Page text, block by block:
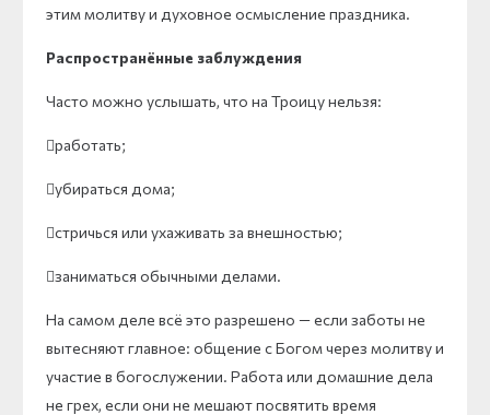
этим молитву и духовное осмысление праздника.
Распространённые заблуждения
Часто можно услышать, что на Троицу нельзя:
работать;
убираться дома;
стричься или ухаживать за внешностью;
заниматься обычными делами.
На самом деле всё это разрешено — если заботы не
вытесняют главное: общение с Богом через молитву и
участие в богослужении. Работа или домашние дела
не грех, если они не мешают посвятить время